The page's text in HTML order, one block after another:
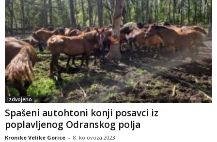
Izdvojeno
Spašeni autohtoni konji posavci iz
poplavljenog Odranskog polja
Kronike Velike Gorice - 8. kolovoza 2023